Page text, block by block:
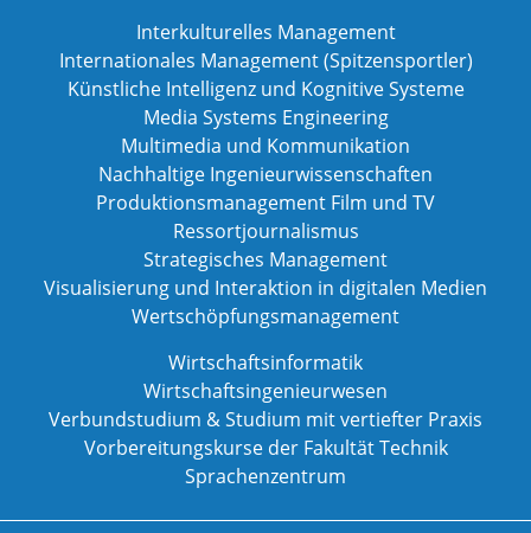
Interkulturelles Management
Internationales Management (Spitzensportler)
Künstliche Intelligenz und Kognitive Systeme
Media Systems Engineering
Multimedia und Kommunikation
Nachhaltige Ingenieurwissenschaften
Produktionsmanagement Film und TV
Ressortjournalismus
Strategisches Management
Visualisierung und Interaktion in digitalen Medien
Wertschöpfungsmanagement
Wirtschaftsinformatik
Wirtschaftsingenieurwesen
Verbundstudium & Studium mit vertiefter Praxis
Vorbereitungskurse der Fakultät Technik
Sprachenzentrum